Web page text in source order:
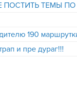
ПОСТИТЬ ТЕМЫ
190
и пре дураг!!!